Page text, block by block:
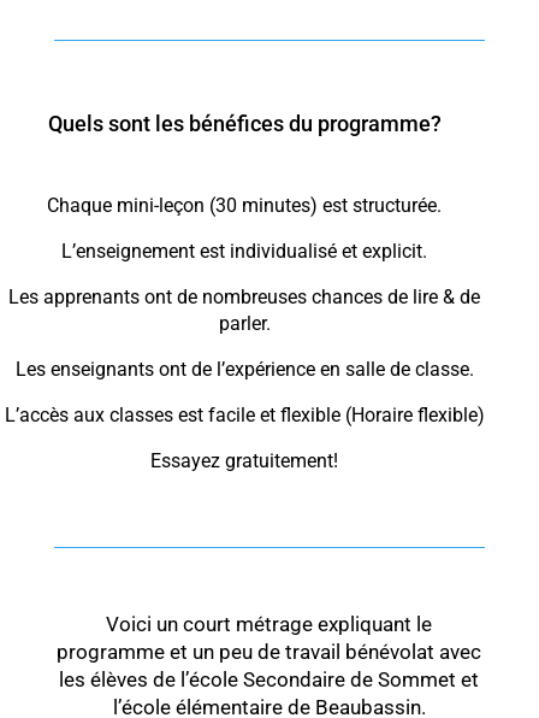
Quels sont les bénéfices du programme?
Chaque mini-leçon (30 minutes) est structurée.
L’enseignement est individualisé et explicit.
Les apprenants ont de nombreuses chances de lire & de
parler.
Les enseignants ont de l’expérience en salle de classe.
L’accès aux classes est facile et flexible (Horaire flexible)
Essayez gratuitement!
Voici un court métrage expliquant le
programme et un peu de travail bénévolat avec
les élèves de l’école Secondaire de Sommet et
l’école élémentaire de Beaubassin.